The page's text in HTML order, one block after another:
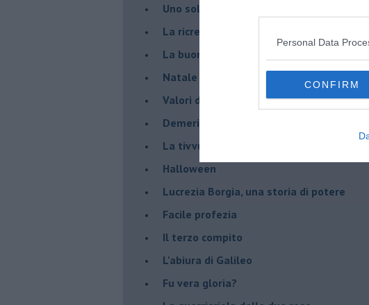
Personal Data
CONFIRM
Uno solo al comando?
La ricreazione è finita
La buona notizia
Natale con l'elmetto
Valori dubbi miti fasulli
Demeritocrazia
La tivvù pallonara
Halloween
​Lucrezia Borgia, una storia di potere
Facile profezia
Il terzo compito
L'abiura di Galileo
Fu vera gloria?